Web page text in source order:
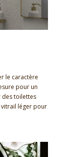
le caractère
pour un
toilettes
léger pour